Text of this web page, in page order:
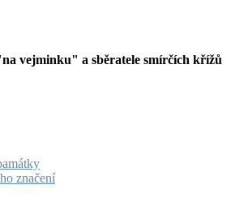
vejminku" a sběratele smírčích křížů
značení